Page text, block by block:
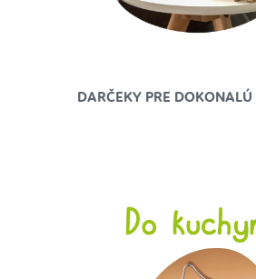
DARČEKY PRE DOKONALÚ